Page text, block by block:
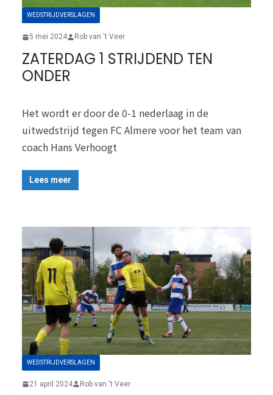
WEDSTRIJDVERSLAGEN
5 mei 2024 Rob van 't Veer
ZATERDAG 1 STRIJDEND TEN
ONDER
Het wordt er door de 0-1 nederlaag in de
uitwedstrijd tegen FC Almere voor het team van
coach Hans Verhoogt
Lees meer
WEDSTRIJDVERSLAGEN
21 april 2024 Rob van 't Veer